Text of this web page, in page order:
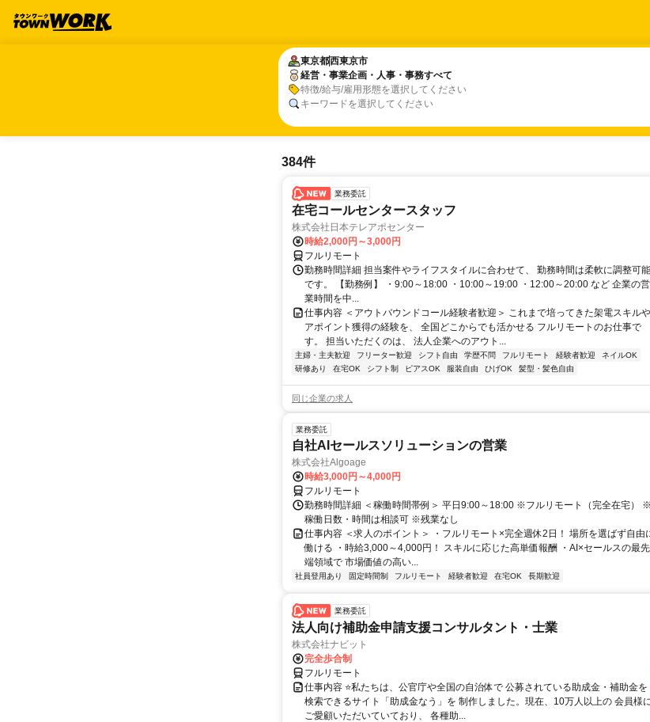
東京都西東京市
経営・事業企画・人事・事務すべて
特徴/給与/雇用形態を選択してください
キーワードを選択してください
東京都西東京市
経営・事業企画・人事・事務すべて
384件
業務委託
在宅コールセンタースタッフ
株式会社日本テレアポセンター
時給2,000円～3,000円
フルリモート
勤務時間詳細 担当案件やライフスタイルに合わせて、 勤務時間は柔軟に調整可能
です。 【勤務例】 ・9:00～18:00 ・10:00～19:00 ・12:00～20:00 など 企業の営
業時間を中...
仕事内容 ＜アウトバウンドコール経験者歓迎＞ これまで培ってきた架電スキルや
アポイント獲得の経験を、 全国どこからでも活かせる フルリモートのお仕事で
す。 担当いただくのは、 法人企業へのアウト...
主婦・主夫歓迎 フリーター歓迎 シフト自由 学歴不問 フルリモート 経験者歓迎
ネイルOK
研修あり
在宅OK シフト制 ピアスOK 服装自由 ひげOK 髪型・髪色自由
同じ企業の求人
業務委託
自社AIセールスソリューションの営業
株式会社Algoage
時給3,000円～4,000円
フルリモート
勤務時間詳細 ＜稼働時間帯例＞ 平日9:00～18:00 ※フルリモート（完全在宅） ※
稼働日数・時間は相談可 ※残業なし
仕事内容 ＜求人のポイント＞ ・フルリモート×完全週休2日！ 場所を選ばず自由
働ける ・時給3,000～4,000円！ スキルに応じた高単価報酬 ・AI×セールスの最先
端領域で 市場価値の高い...
社員登用あり 固定時間制 フルリモート 経験者歓迎 在宅OK 長期歓迎
業務委託
法人向け補助金申請支援コンサルタント・士業
株式会社ナビット
完全歩合制
フルリモート
仕事内容 ⭐私たちは、公官庁や全国の自治体で 公募されている助成金・補助金を
検索できるサイト「助成金なう」を 制作しました。現在、10万人以上の 会員様
ご愛顧いただいていており、 各種助...